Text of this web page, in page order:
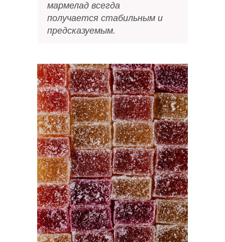
мармелад всегда
получается стабильным и
предсказуемым.
из нескольких последовательных блоков:
ПРЕДМЕТ
Сахар в мармеладе
Агар, Желатин и Пектин - в
мармеладе
Влияние на сроки хранения и
другая теория темы.
Кислотность в отношении
работы с пектинами - влияние
кислотности на стабильность
Система трех главных
гелеобразующих в
мармеладе
Теория